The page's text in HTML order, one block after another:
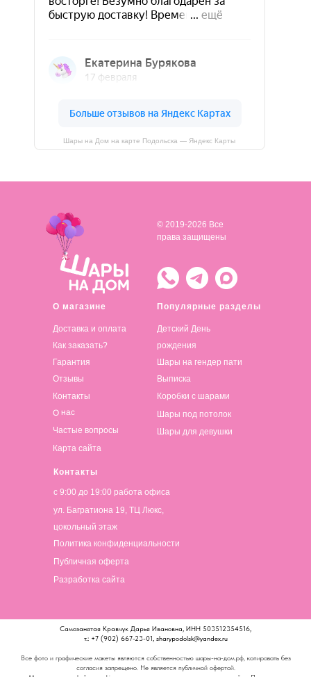
Шары на Дом на карте Подольска — Яндекс Карты
О магазине
Доставка и оплата
Популярные разделы
Детский День
рождения
Контакты
© 2019-2026 Все
права защищены
Как заказать?
Гарантия
Отзывы
Контакты
О нас
Частые вопросы
Карта сайта
Шары на гендер пати
Выписка
Коробки с шарами
Шары под потолок
Шары для девушки
с 9:00 до 19:00 работа офиса
ул. Багратиона 19, ТЦ Люкс,
цокольный этаж
Политика конфиденциальности
Публичная оферта
Разработка сайта
Самозанятая Кравчук Дарья Ивановна, ИНН 503512354516,
т.: +7 (902) 667-23-01, sharypodolsk@yandex.ru
Все фото и графические макеты являются собственностью шары-на-дом.рф, копировать без
согласия запрещено. Не является публичной офертой.